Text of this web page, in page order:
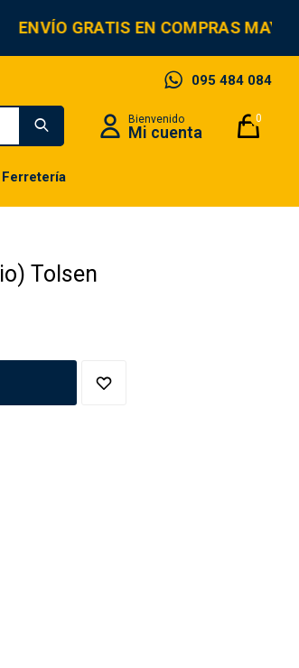
ENVÍO GRATIS EN COMPRAS
Ferretería
0
095 484 084
Tolsen